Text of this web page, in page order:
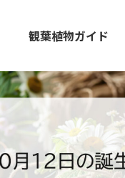
観葉植物ガイド